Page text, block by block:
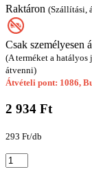
Raktáron (Szállítási,
Csak személyesen
(A terméket a hatályos
átvenni)
Átvételi pont: 1086,
2 934 Ft
293 Ft/db